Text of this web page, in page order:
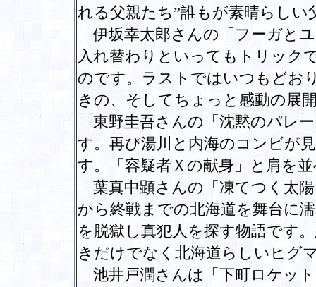
れる父親たち”誰もが素晴らしい
伊坂幸太郎さんの「フーガと
入れ替わりといってもトリック
のです。ラストではいつもどお
きの、そしてちょっと感動の展
東野圭吾さんの「沈黙のパレ
す。再び湯川と内海のコンビが
す。「容疑者Ｘの献身」と肩を
葉真中顕さんの「凍てつく太
から終戦までの北海道を舞台に
を脱獄し真犯人を探す物語です
きだけでなく北海道らしいヒグ
池井戸潤さんは「下町ロケッ